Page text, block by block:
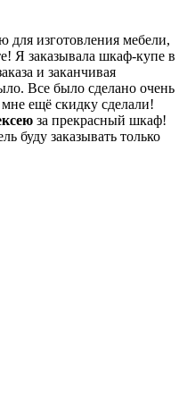
изготовления мебели,
Я заказывала шкаф-купе в
и заканчивая
Все было сделано очень
ещё скидку сделали!
за прекрасный шкаф!
буду заказывать только